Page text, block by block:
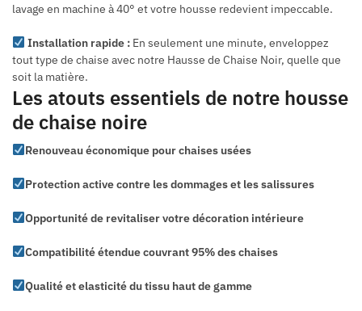
lavage en machine à 40° et votre housse redevient impeccable.
Installation rapide :En seulement une minute, enveloppez
tout type de chaise avec notre Hausse de Chaise Noir, quelle que
soit la matière.
Les atouts essentiels de notre housse
de chaise noire
Renouveau économique pour chaises usées
Protection active contre les dommages et les salissures
Opportunité de revitaliser votre décoration intérieure
Compatibilité étendue couvrant 95% des chaises
Qualité et elasticité du tissu haut de gamme